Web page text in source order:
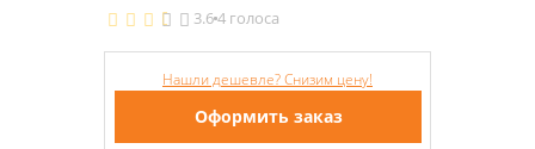
3.64 голоса
Нашли дешевле? Снизим цену!
Оформить заказ